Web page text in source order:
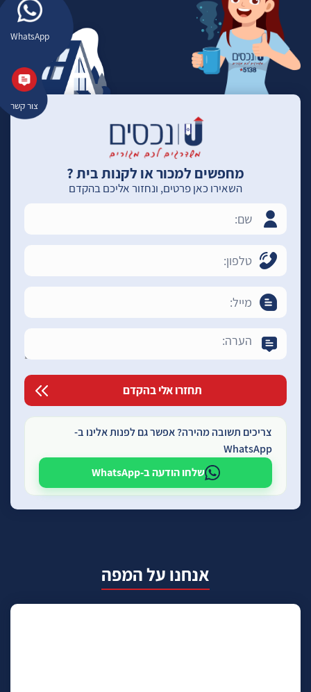
WhatsApp
צור קשר
מחפשים למכור או לקנות בית ?
השאירו כאן פרטים, ונחזור אליכם בהקדם
צריכים תשובה מהירה? אפשר גם לפנות אלינו ב-
WhatsApp
שלחו הודעה ב-WhatsApp
אנחנו על המפה